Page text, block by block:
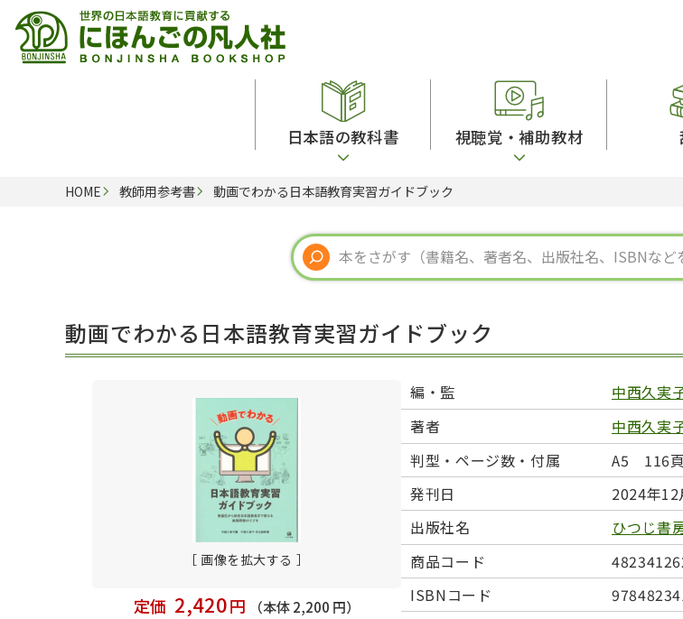
日本語の教科書
留学生向け専門分野
子ども向け
発音・聴解
練習問題
日本語能力試験対策
日本語学習関連副読本
視聴覚・補助教材
カード・ゲーム・絵教材
絵本・子ども向け補助
スペイン語辞典
ドイツ語辞典
ポルトガル語辞典
語学・文法辞典
表現・用字用語辞典
語彙・意味
表記
多言語社会・言語政策
言語の諸相
HOME 教師用参考書 動画でわかる日本語教育実習ガイドブック
動画でわかる日本語教育実習ガイドブック
［ 画像を拡大する ］
定価 2,420円
（本体 2,200 円）
編・監
中西久実
著者
中西久実
判型・ページ数・付属
A5 116
発刊日
2024年12
出版社名
ひつじ書
商品コード
ISBNコード